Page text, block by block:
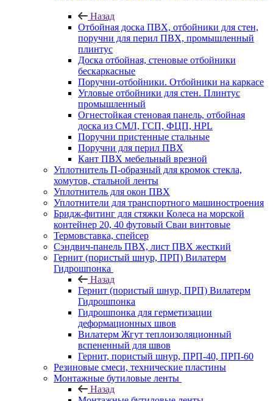
Назад
Отбойная доска ПВХ, отбойники для стен,
поручни для перил ПВХ, промышленный
плинтус
Доска отбойная, стеновые отбойники
бескаркасные
Поручни-отбойники. Отбойники на каркасе
Угловые отбойники для стен. Плинтус
промышленный
Огнестойкая стеновая панель, отбойная
доска из СМЛ, ГСП, ФЦП, HPL
Поручни пристенные стальные
Поручни для перил ПВХ
Кант ПВХ мебельный врезной
Уплотнитель П-образный для кромок стекла,
хомутов, стальной ленты
Уплотнитель для окон ПВХ
Уплотнители для транспортного машиностроения
Бридж-фитинг для стяжки Колеса на морской
контейнер 20, 40 футовый Сваи винтовые
Термовставка, спейсер
Сэндвич-панель ПВХ, лист ПВХ жесткий
Гернит (пористый шнур, ПРП) Вилатерм
Гидрошпонка
Назад
Гернит (пористый шнур, ПРП) Вилатерм
Гидрошпонка
Гидрошпонка для герметизации
деформационных швов
Вилатерм Жгут теплоизоляционный
вспененный для швов
Гернит, пористый шнур, ПРП-40, ПРП-60
Резиновые смеси, технические пластины
Монтажные бутиловые ленты
Назад